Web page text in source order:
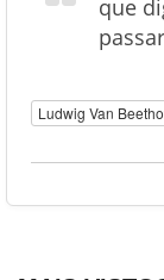
que
Ludwig Van